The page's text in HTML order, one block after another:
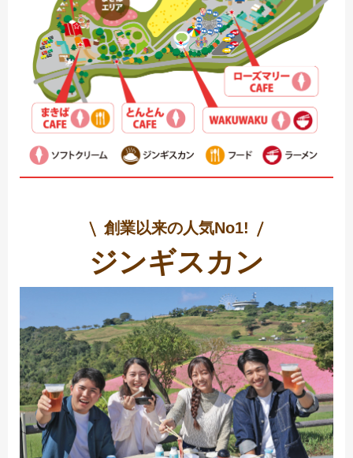
創業以来の人気No1!
ジンギスカン